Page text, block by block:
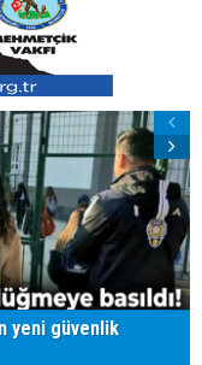
yeni güvenlik